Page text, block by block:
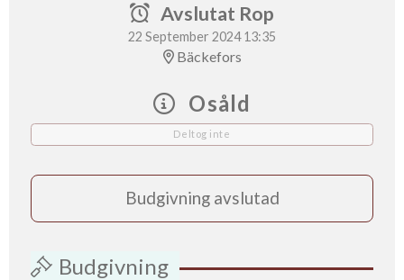
Avslutat Rop
22 September 2024 13:35
Bäckefors
Osåld
Deltog inte
Budgivning avslutad
Budgivning